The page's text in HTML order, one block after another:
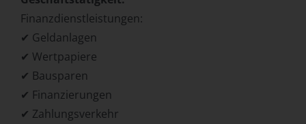
Finanzdienstleistungen:
✔ Geldanlagen
✔ Wertpapiere
✔ Bausparen
✔ Finanzierungen
✔ Zahlungsverkehr